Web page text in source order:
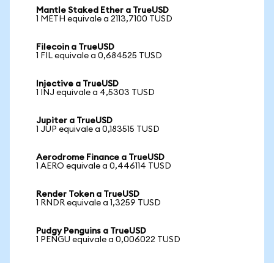
Mantle Staked Ether a TrueUSD
1 METH equivale a 2113,7100 TUSD
Filecoin a TrueUSD
1 FIL equivale a 0,684525 TUSD
Injective a TrueUSD
1 INJ equivale a 4,5303 TUSD
Jupiter a TrueUSD
1 JUP equivale a 0,183515 TUSD
Aerodrome Finance a TrueUSD
1 AERO equivale a 0,446114 TUSD
Render Token a TrueUSD
1 RNDR equivale a 1,3259 TUSD
Pudgy Penguins a TrueUSD
1 PENGU equivale a 0,006022 TUSD